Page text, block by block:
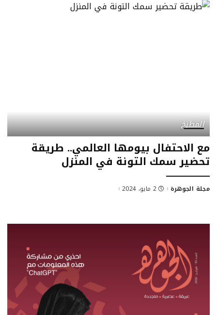
المطبخ
مع الاحتفال بيومها العالمي.. طريقة
تحضير سمك التونة في المنزل
مجلة الجوهرة 2 مايو، 2024